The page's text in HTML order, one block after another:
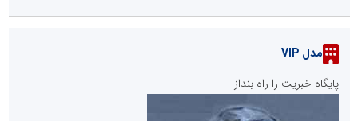
مدل VIP
پایگاه خبریت را راه بنداز